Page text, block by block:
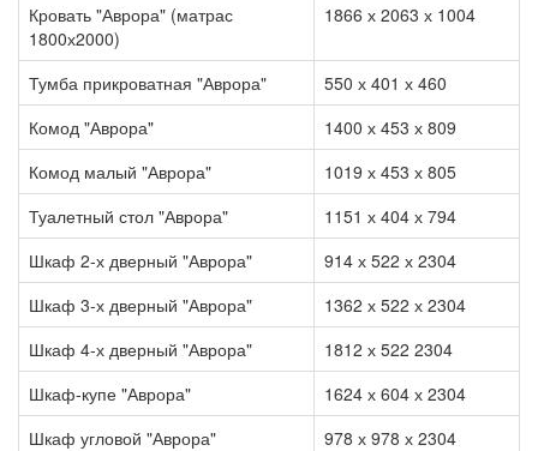
Кровать "Аврора" (матрас
1800х2000)
1866 х 2063 х 1004
Тумба прикроватная "Аврора"
550 х 401 х 460
Комод "Аврора"
1400 х 453 х 809
Комод малый "Аврора"
1019 х 453 х 805
Туалетный стол "Аврора"
1151 х 404 х 794
Шкаф 2-х дверный "Аврора"
914 х 522 х 2304
Шкаф 3-х дверный "Аврора"
1362 х 522 х 2304
Шкаф 4-х дверный "Аврора"
1812 х 522 2304
Шкаф-купе "Аврора"
1624 х 604 х 2304
Шкаф угловой "Аврора"
978 х 978 х 2304